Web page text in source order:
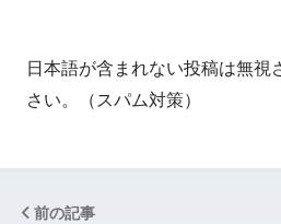
日本語が含まれない投稿は無視
さい。（スパム対策）
前の記事